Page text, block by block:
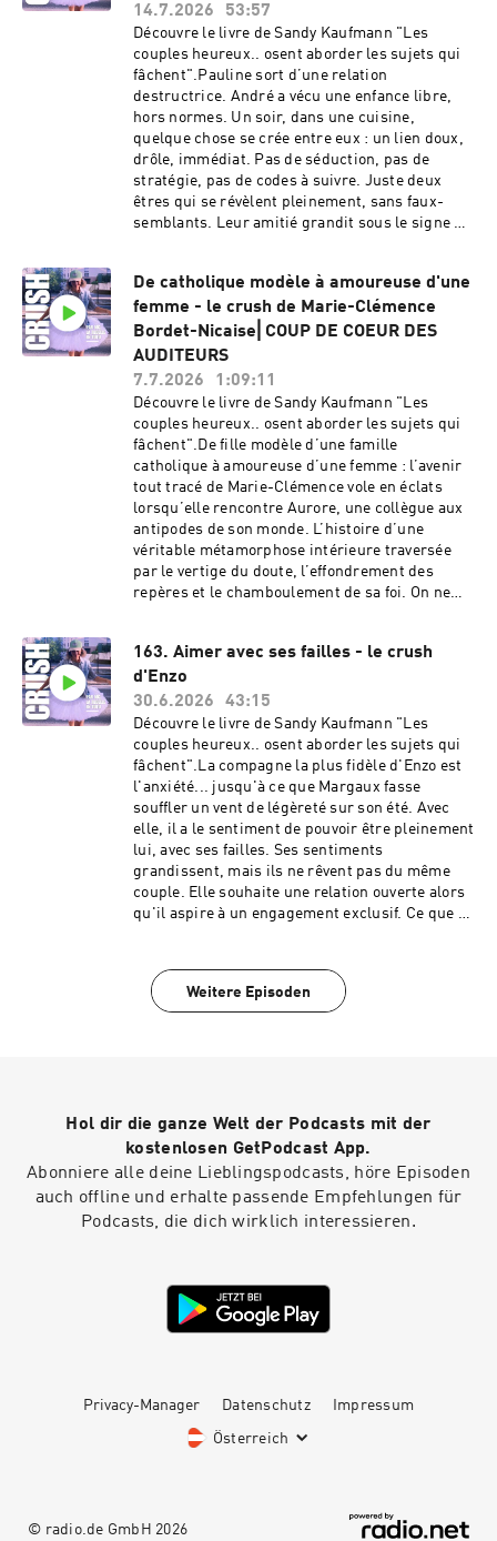
LovBirdz sur :● Instagram ● TikTok : Un
épisode et un jeu pour celles et ceux qui ont
envie de rire, de jouer, et de se retrouver cet été.
Autour d’un apéro, d’un voyage en train, d’une
ballade ou d’une nuit trop chaude.💜 Pour
soutenir le podcast et l’aider à rayonner :
prends quelques secondes pour mettre 5 ⭐️ et
laisser un avis sur Apple Podcast et Spotify.💜
Pour suivre l’actu et les coulisses : abonne-toi
au compte Instagram 👉 @crushlepodcast.💜
Découvre aussi la Chaine Youtube du podcast.💜
t’apporte un éclairage inédit sur nos vies
amoureuses.💜 Et si tu veux témoigner et
partager ton histoire, écris-moi sur
: crush.lepodcast@gmail.com. Hébergé par
Audion. Visitez
https://www.audion.fm/fr/privacy-policy pour
plus d’informations.
14.7.2026
53:57
Découvre le livre de Sandy Kaufmann "Les
couples heureux.. osent aborder les sujets qui
fâchent".Pauline sort d’une relation
destructrice. André a vécu une enfance libre,
hors normes. Un soir, dans une cuisine,
quelque chose se crée entre eux : un lien doux,
drôle, immédiat. Pas de séduction, pas de
stratégie, pas de codes à suivre. Juste deux
êtres qui se révèlent pleinement, sans faux-
semblants. Leur amitié grandit sous le signe de
💜 Pour soutenir le podcast et l’aider à rayonner
: prends quelques secondes pour mettre 5 ⭐️ et
laisser un avis sur Apple Podcast et Spotify.💜
Pour suivre l’actu et les coulisses : abonne-toi
au compte Instagram 👉 @crushlepodcast.💜
Pour prolonger l’expérience, abonne-toi à la
newsletter C’est quoi l’amour ? : chaque édition
amoureuses.💜 Et si tu veux témoigner et
: crush.lepodcast@gmail.com. Hébergé par
Audion. Visitez
https://www.audion.fm/fr/privacy-policy pour
plus d’informations.
De catholique modèle à amoureuse d'une
femme - le crush de Marie-Clémence
Bordet-Nicaise⎜COUP DE COEUR DES
AUDITEURS
7.7.2026
1:09:11
Découvre le livre de Sandy Kaufmann "Les
couples heureux.. osent aborder les sujets qui
fâchent".De fille modèle d’une famille
catholique à amoureuse d’une femme : l’avenir
tout tracé de Marie-Clémence vole en éclats
lorsqu’elle rencontre Aurore, une collègue aux
antipodes de son monde. L’histoire d’une
véritable métamorphose intérieure traversée
par le vertige du doute, l’effondrement des
repères et le chamboulement de sa foi. On ne
peux découvrir Marie-Clémence Bordet-Nicaise
sur son compte Instagram.💜 Pour soutenir le
podcast et l’aider à rayonner : prends quelques
secondes pour mettre 5 ⭐️ et laisser un avis
sur Apple Podcast et Spotify.💜 Pour suivre
l’actu et les coulisses : abonne-toi au compte
Instagram 👉 @crushlepodcast.💜 Découvre
aussi la Chaine Youtube du podcast.💜 Pour
prolonger l’expérience, abonne-toi à la
newsletter C’est quoi l’amour ? : chaque édition
t’apporte un éclairage inédit sur nos vies
amoureuses.💜 Et si tu veux témoigner et
partager ton histoire, écris-moi sur
https://www.audion.fm/fr/privacy-policy pour
plus d’informations.
163. Aimer avec ses failles - le crush
d'Enzo
30.6.2026
43:15
Découvre le livre de Sandy Kaufmann "Les
couples heureux.. osent aborder les sujets qui
fâchent".La compagne la plus fidèle d'Enzo est
l'anxiété... jusqu'à ce que Margaux fasse
souffler un vent de légèreté sur son été. Avec
elle, il a le sentiment de pouvoir être pleinement
lui, avec ses failles. Ses sentiments
grandissent, mais ils ne rêvent pas du même
couple. Elle souhaite une relation ouverte alors
qu'il aspire à un engagement exclusif. Ce que sa
rayonner : prends quelques secondes pour
mettre 5 ⭐️ et laisser un avis sur Apple
quoi l’amour ? : chaque édition t’apporte un
éclairage inédit sur nos vies amoureuses.💜 Et
si tu veux témoigner et partager ton histoire,
écris-moi sur : crush.lepodcast@gmail.com.
Hébergé par Audion. Visitez
https://www.audion.fm/fr/privacy-policy pour
Weitere Episoden
Hol dir die ganze Welt der Podcasts mit der
kostenlosen GetPodcast App.
Abonniere alle deine Lieblingspodcasts, höre Episoden
auch offline und erhalte passende Empfehlungen für
Podcasts, die dich wirklich interessieren.
Privacy-Manager Datenschutz Impressum
Österreich
© radio.de GmbH 2026